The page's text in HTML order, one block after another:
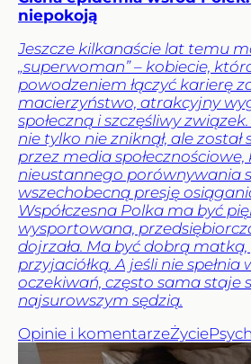
niepokoją
Jeszcze kilkanaście lat temu
„superwoman” – kobiecie,
powodzeniem łączyć karierę
macierzyństwo, atrakcyjny
społeczną i szczęśliwy
nie tylko nie zniknął, ale
przez media
nieustannego porównywania
wszechobecną presję
Współczesna Polka ma być
wysportowana,
dojrzała. Ma być dobrą
przyjaciółką. A jeśli nie spełnia
oczekiwań, często sama staje
najsurowszym sędzią.
Opinie i komentarzeŻycie